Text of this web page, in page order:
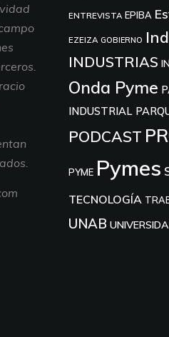
ENTREVISTA EPIBA
EZEIZA GOBIERNO
INDUSTRIAS
Onda Pyme
INDUSTRIAL
PODCAST
PYME Pymes
TECNOLOGÍA
UNAB